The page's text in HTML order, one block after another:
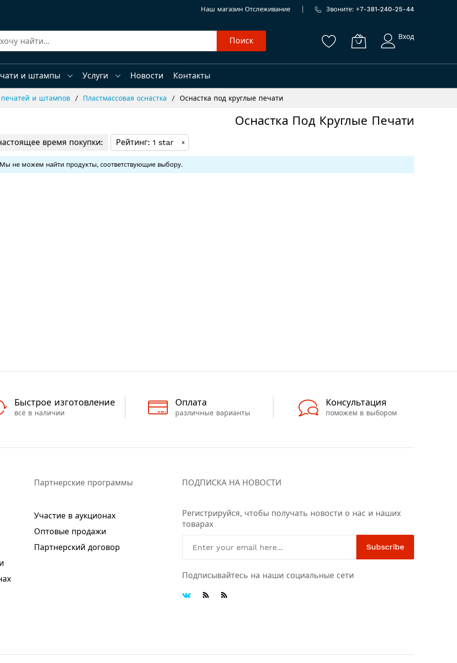
Наш магазин Отслеживание Звоните: +7-381-240-25-44
Поиск Вход
и штампы Услуги Новости
Контакты
печатей и штампов Пластмассовая оснастка Оснастка под круглые печати
Оснастка Под Круглые Печати
время покупки: Рейтинг 1 star x
Мы не можем найти продукты, соответствующие выбору.
Быстрое изготовление
всё в наличии
Оплата
различные варианты
Консультация
поможем в выбором
Партнерские программы
Участие в аукционах
Оптовые продажи
Партнерский договор
ПОДПИСКА НА НОВОСТИ
Регистрируйся, чтобы получать новости о нас и наших
товарах
Subscribe
Подписывайтесь на наши социальные сети